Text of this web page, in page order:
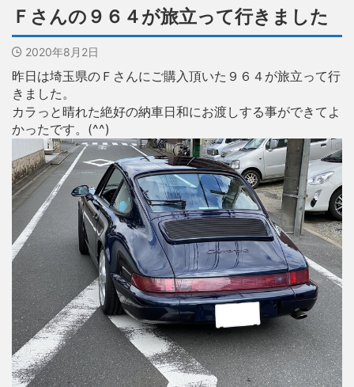
Ｆさんの９６４が旅立って行きました
2020年8月2日
昨日は埼玉県のＦさんにご購入頂いた９６４が旅立って行
きました。
カラっと晴れた絶好の納車日和にお渡しする事ができてよ
かったです。(^^)